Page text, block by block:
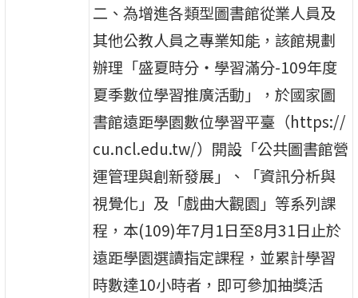
二、為增進各類型圖書館從業人員及
其他公教人員之專業知能，該館規劃
辦理「盛夏時分‧學習滿分-109年度
夏季數位學習推廣活動」，於國家圖
書館遠距學園數位學習平臺（https://
cu.ncl.edu.tw/）開設「公共圖書館營
運管理與創新發展」、「資訊分析與
視覺化」及「戲曲大觀園」等系列課
程，本(109)年7月1日至8月31日止於
遠距學園選讀指定課程，並累計學習
時數達10小時者，即可參加抽獎活